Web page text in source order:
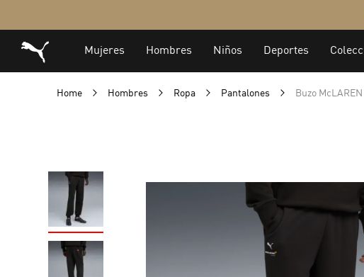
Home Hombres Ropa Pantalones Buzo